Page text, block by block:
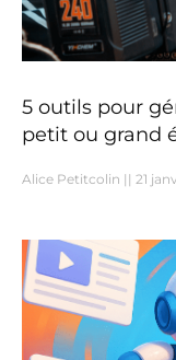
5 outils pour
petit ou grand
Alice Petitcolin 21